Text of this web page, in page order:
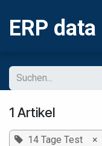
ERP data
1 Artikel
14 Tage Test ×